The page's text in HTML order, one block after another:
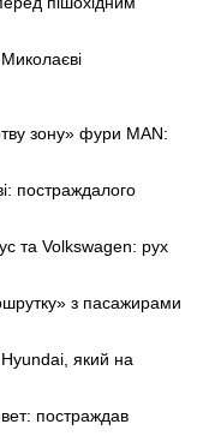
зону» фури MAN:
постраждалого
та Volkswagen: рух
з пасажирами
Hyundai, який на
постраждав